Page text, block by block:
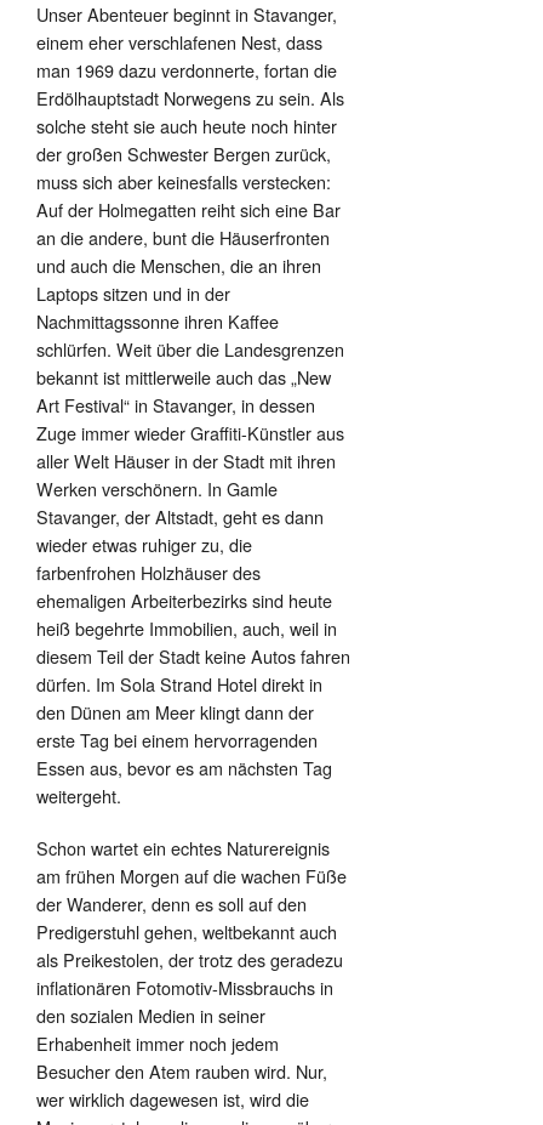
Unser Abenteuer beginnt in Stavanger,
einem eher verschlafenen Nest, dass
man 1969 dazu verdonnerte, fortan die
Erdölhauptstadt Norwegens zu sein. Als
solche steht sie auch heute noch hinter
der großen Schwester Bergen zurück,
muss sich aber keinesfalls verstecken:
Auf der Holmegatten reiht sich eine Bar
an die andere, bunt die Häuserfronten
und auch die Menschen, die an ihren
Laptops sitzen und in der
Nachmittagssonne ihren Kaffee
schlürfen. Weit über die Landesgrenzen
bekannt ist mittlerweile auch das „New
Art Festival“ in Stavanger, in dessen
Zuge immer wieder Graffiti-Künstler aus
aller Welt Häuser in der Stadt mit ihren
Werken verschönern. In Gamle
Stavanger, der Altstadt, geht es dann
wieder etwas ruhiger zu, die
farbenfrohen Holzhäuser des
ehemaligen Arbeiterbezirks sind heute
heiß begehrte Immobilien, auch, weil in
diesem Teil der Stadt keine Autos fahren
dürfen. Im Sola Strand Hotel direkt in
den Dünen am Meer klingt dann der
erste Tag bei einem hervorragenden
Essen aus, bevor es am nächsten Tag
weitergeht.
Schon wartet ein echtes Naturereignis
am frühen Morgen auf die wachen Füße
der Wanderer, denn es soll auf den
Predigerstuhl gehen, weltbekannt auch
als Preikestolen, der trotz des geradezu
inflationären Fotomotiv-Missbrauchs in
den sozialen Medien in seiner
Erhabenheit immer noch jedem
Besucher den Atem rauben wird. Nur,
wer wirklich dagewesen ist, wird die